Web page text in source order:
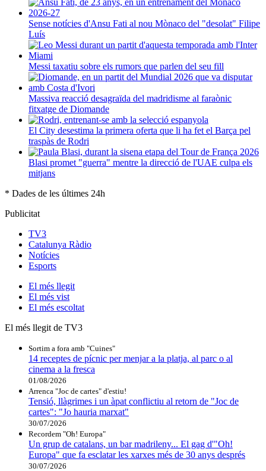
Sense notícies d'Ansu Fati al nou Mònaco del "desolat" Filipe
Luís
Messi taxatiu sobre els rumors que parlen del seu fill
Massiva reacció desagraïda del madridisme al faraònic
fitxatge de Diomande
El City desestima la primera oferta que li ha fet el Barça pel
traspàs de Rodri
Blasi promet "guerra" mentre la direcció de l'UAE culpa els
mitjans
* Dades de les últimes 24h
Publicitat
TV3
Catalunya Ràdio
Notícies
Esports
El més llegit
El més vist
El més escoltat
El més llegit de TV3
Sortim a fora amb "Cuines"
14 receptes de pícnic per menjar a la platja, al parc o al
cinema a la fresca
01/08/2026
Arrenca "Joc de cartes" d'estiu!
Tensió, llàgrimes i un àpat conflictiu al retorn de "Joc de
cartes": "Jo hauria marxat"
30/07/2026
Recordem "Oh! Europa"
Un grup de catalans, un bar madrileny... El gag d'"Oh!
Europa" que fa esclatar les xarxes més de 30 anys després
30/07/2026